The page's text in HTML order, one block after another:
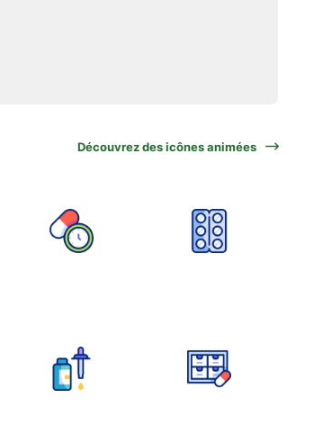
Découvrez des icônes animées